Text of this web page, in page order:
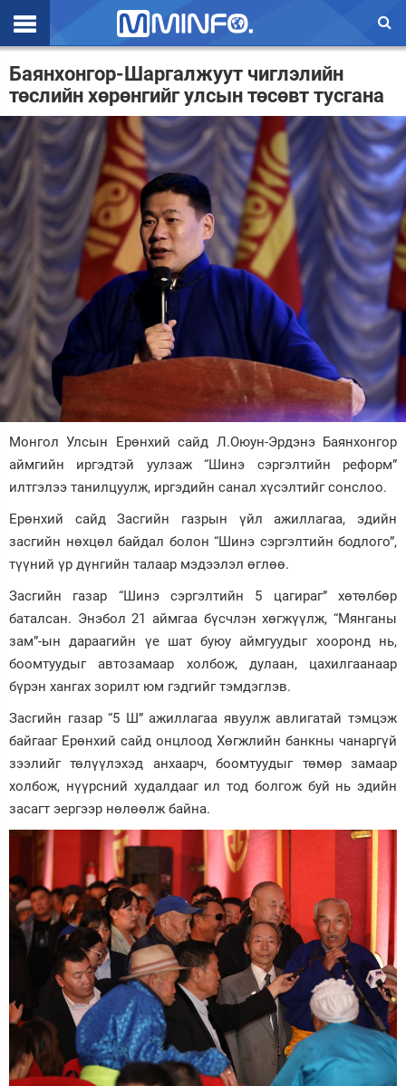
Эхлэл
Цаг агаар
Валют ханш
Улс төр
Эдийн засаг
Үзэл бодол
Спорт
Нийгэм
Дэлхий
Энтертайнмэнт
Зурхай
Баянхонгор-Шаргалжуут чиглэлийн
төслийн хөрөнгийг улсын төсөвт тусгана
Монгол Улсын Ерөнхий сайд Л.Оюун-Эрдэнэ Баянхонгор
аймгийн иргэдтэй уулзаж “Шинэ сэргэлтийн реформ”
илтгэлээ танилцуулж, иргэдийн санал хүсэлтийг сонслоо.
Ерөнхий сайд Засгийн газрын үйл ажиллагаа, эдийн
засгийн нөхцөл байдал болон “Шинэ сэргэлтийн бодлого”,
түүний үр дүнгийн талаар мэдээлэл өглөө.
Засгийн газар “Шинэ сэргэлтийн 5 цагираг” хөтөлбөр
баталсан. Энэбол 21 аймгаа бүсчлэн хөгжүүлж, “Мянганы
зам”-ын дараагийн үе шат буюу аймгуудыг хооронд нь,
боомтуудыг автозамаар холбож, дулаан, цахилгаанаар
бүрэн хангах зорилт юм гэдгийг тэмдэглэв.
Засгийн газар “5 Ш” ажиллагаа явуулж авлигатай тэмцэж
байгааг Ерөнхий сайд онцлоод Хөгжлийн банкны чанаргүй
зээлийг төлүүлэхэд анхаарч, боомтуудыг төмөр замаар
холбож, нүүрсний худалдааг ил тод болгож буй нь эдийн
засагт эергээр нөлөөлж байна.